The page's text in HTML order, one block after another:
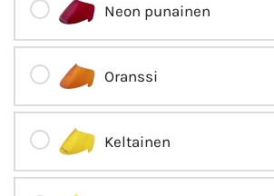
Neon punainen
Oranssi
Keltainen